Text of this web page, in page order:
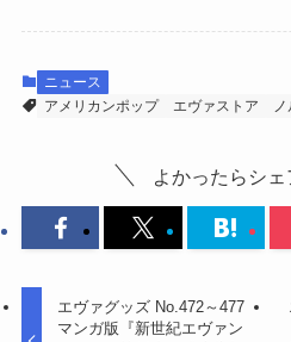
ニュース
アメリカンポップ
エヴァストア
よかったらシェ
エヴァグッズ No.472～477
マンガ版『新世紀エヴァン